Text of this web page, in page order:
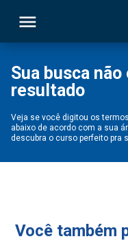
Sua busca
resultado
Veja se você digitou os
abaixo de acordo com a sua
descubra o curso perfeito pra
Você também